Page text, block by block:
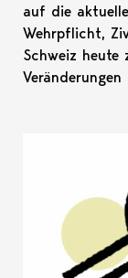
auf die
Wehrpflicht,
Schweiz